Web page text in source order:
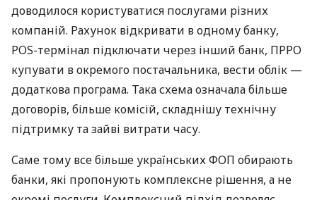
доводилося користуватися послугами різних
компаній. Рахунок відкривати в одному банку,
POS-термінал підключати через інший банк, ПРРО
купувати в окремого постачальника, вести облік —
додаткова програма. Така схема означала більше
договорів, більше комісій, складнішу технічну
підтримку та зайві витрати часу.
Саме тому все більше українських ФОП обирають
банки, які пропонують комплексне рішення, а не